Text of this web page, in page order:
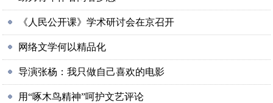
《人民公开课》学术研讨会在京召开
网络文学何以精品化
导演张杨：我只做自己喜欢的电影
用“啄木鸟精神”呵护文艺评论